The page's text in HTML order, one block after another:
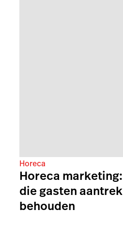
Horeca
Horeca
die gasten
behouden